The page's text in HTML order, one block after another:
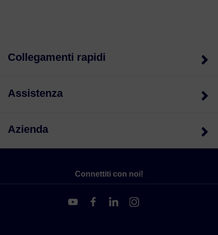
Collegamenti rapidi
Assistenza
Azienda
Connettiti con noi!